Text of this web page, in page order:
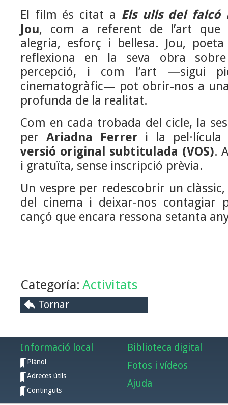
El film és citat a Els ulls del falcó
Jou, com a referent de l’art que
alegria, esforç i bellesa. Jou,
reflexiona en la seva obra
percepció, i com l’art —sigui
cinematogràfic— pot obrir-nos a
profunda de la realitat.
Com en cada trobada del cicle, la
per Ariadna Ferrer i la pel·lícula
versió original subtitulada (VOS).
i gratuïta, sense inscripció prèvia.
Un vespre per redescobrir un
del cinema i deixar-nos contagiar
cançó que encara ressona setanta
Categoría: Activitats
Tornar
Informació local
Plànol
Adreces útils
Continguts
Biblioteca digital
Fotos i vídeos
Ajuda